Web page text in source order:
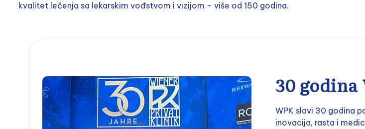
kvalitet lečenja sa lekarskim vođstvom i vizijom – više od 150 godina.
30
WPK slavi 30 godina
inovacija, rasta i